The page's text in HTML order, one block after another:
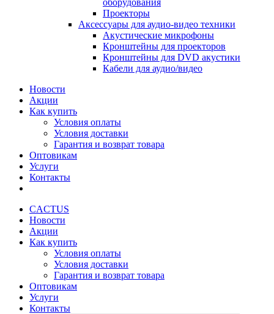
оборудования
Проекторы
Аксессуары для аудио-видео техники
Акустические микрофоны
Кронштейны для проекторов
Кронштейны для DVD акустики
Кабели для аудио/видео
Новости
Акции
Как купить
Условия оплаты
Условия доставки
Гарантия и возврат товара
Оптовикам
Услуги
Контакты
CACTUS
Новости
Акции
Как купить
Условия оплаты
Условия доставки
Гарантия и возврат товара
Оптовикам
Услуги
Контакты